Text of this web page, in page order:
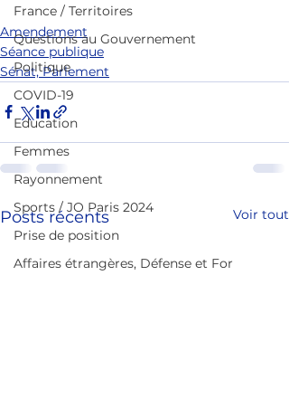
France / Territoires
Questions au Gouvernement
Politique
COVID-19
Education
Femmes
Rayonnement
Sports / JO Paris 2024
Prise de position
Affaires étrangères, Défense et For
Amendement
Séance publique
Sénat, Parlement
Posts récents Voir tout